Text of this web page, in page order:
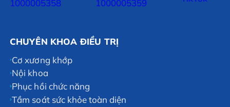
CHUYÊN KHOA ĐIỀU TRỊ
Cơ xương khớp
Nội khoa
Phục hồi chức năng
Tầm soát sức khỏe toàn diện